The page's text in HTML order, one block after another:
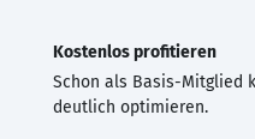
Kostenlos profitieren
Schon als Basis-Mitglied
deutlich optimieren.